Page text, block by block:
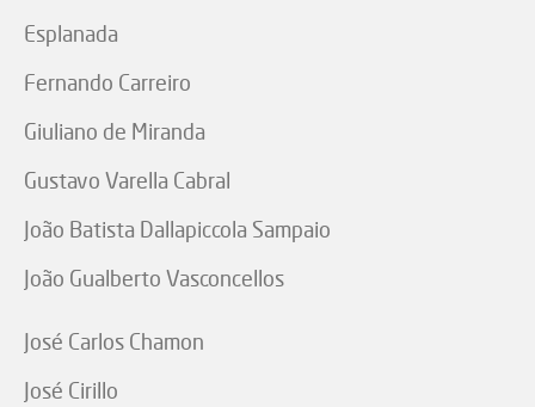
Esplanada
Fernando Carreiro
Giuliano de Miranda
Gustavo Varella Cabral
João Batista Dallapiccola Sampaio
João Gualberto Vasconcellos
José Carlos Chamon
José Cirillo